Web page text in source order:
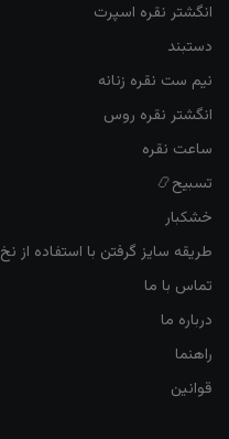
انگشتر نقره اسپرت
دستبند
نیم ست نقره زنانه
انگشتر نقره روس
ساعت نقره
تسبیح📿
خشکبار
طریقه سایز گرفتن با استفاده از نخ
تماس با ما
درباره ما
راهنما
قوانین